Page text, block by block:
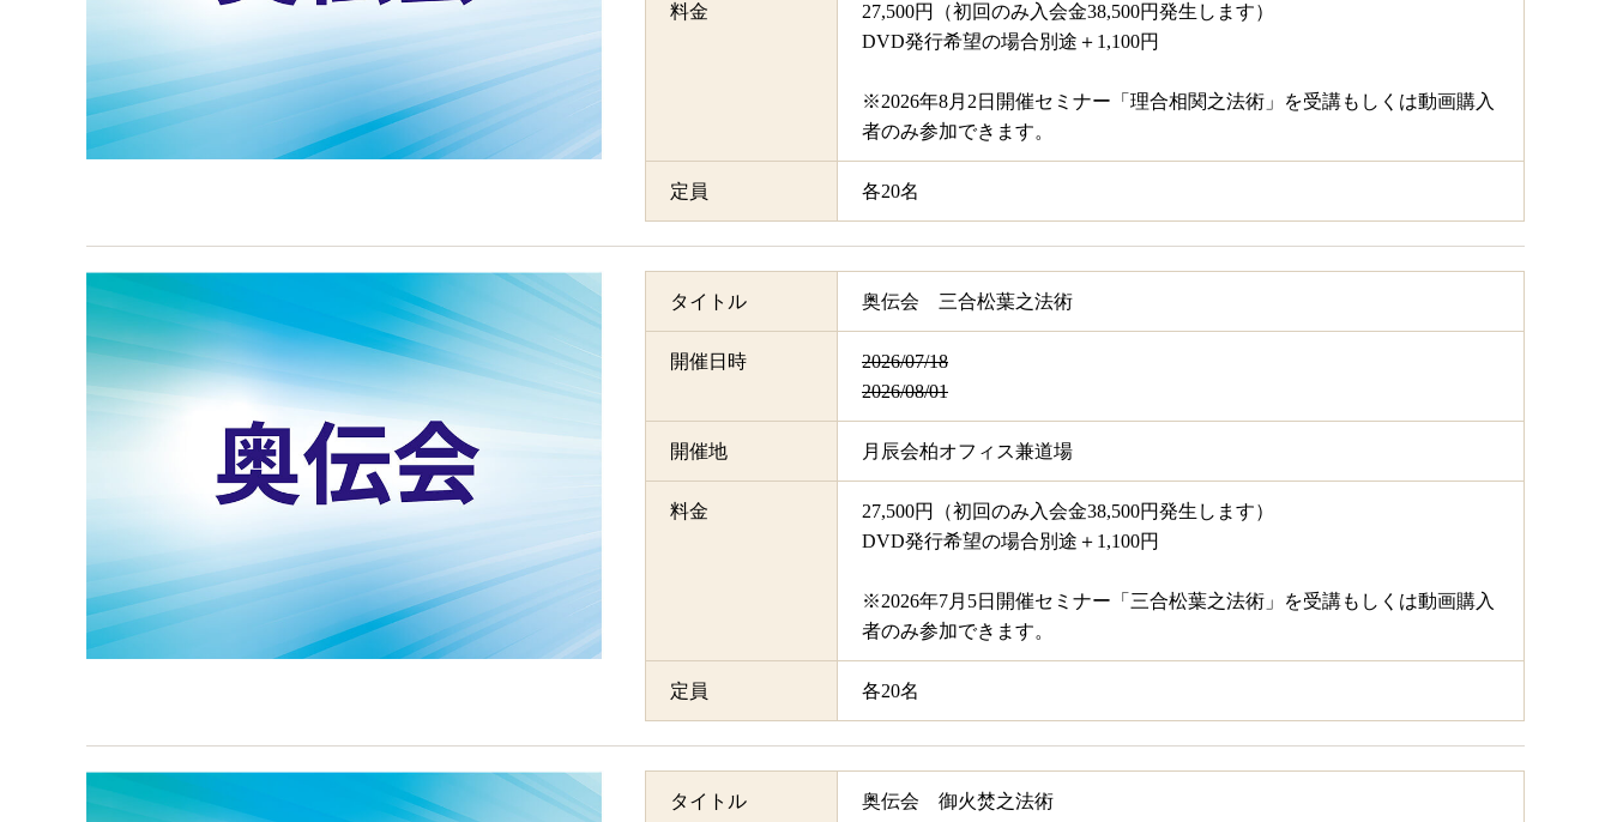
料金
27,500円（初回のみ入会金38,500円発生します）
DVD発行希望の場合別途＋1,100円
※2026年8月2日開催セミナー「理合相関之法術」を受講もしくは動画購入
者のみ参加できます。
定員 各20名
タイトル 奥伝会 三合松葉之法術
開催日時
2026/07/18
2026/08/01
開催地 月辰会柏オフィス兼道場
料金
27,500円（初回のみ入会金38,500円発生します）
DVD発行希望の場合別途＋1,100円
※2026年7月5日開催セミナー「三合松葉之法術」を受講もしくは動画購入
者のみ参加できます。
定員 各20名
タイトル 奥伝会 御火焚之法術